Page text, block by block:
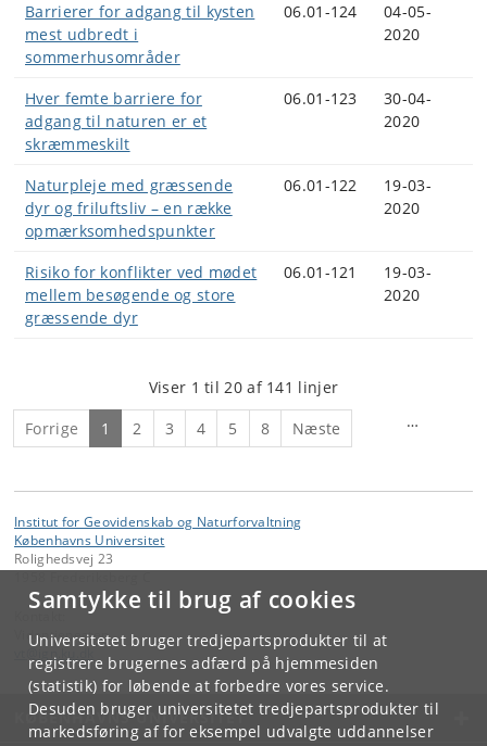
Samtykke til brug af cookies
Universitetet bruger tredjepartsprodukter til at
registrere brugernes adfærd på hjemmesiden
(statistik) for løbende at forbedre vores service.
Desuden bruger universitetet tredjepartsprodukter til
markedsføring af for eksempel udvalgte uddannelser
Barrierer for adgang til kysten
mest udbredt i
sommerhusområder
06.01-124
04-05-
2020
Hver femte barriere for
adgang til naturen er et
skræmmeskilt
06.01-123
30-04-
2020
Naturpleje med græssende
dyr og friluftsliv – en række
opmærksomhedspunkter
06.01-122
19-03-
2020
Risiko for konflikter ved mødet
mellem besøgende og store
græssende dyr
06.01-121
19-03-
2020
Viser 1 til 20 af 141 linjer
Forrige 1 2 3 4 5 …
8 Næste
Institut for Geovidenskab og Naturforvaltning
Københavns Universitet
Rolighedsvej 23
Videntjenesten
KØBENHAVNS UNIVERSITET